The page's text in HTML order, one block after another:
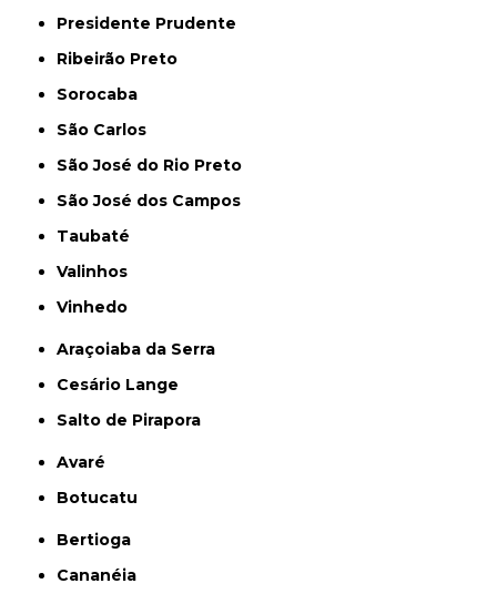
Presidente Prudente
Ribeirão Preto
Sorocaba
São Carlos
São José do Rio Preto
São José dos Campos
Taubaté
Valinhos
Vinhedo
Araçoiaba da Serra
Cesário Lange
Salto de Pirapora
Avaré
Botucatu
Bertioga
Cananéia